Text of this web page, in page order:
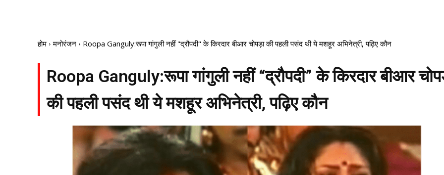
होम मनोरंजन Roopa Ganguly:रूपा गांगुली नहीं "द्रौपदी" के किरदार बीआर चोपड़ा की पहली पसंद थी ये मशहूर अभिनेत्री, पढ़िए कौन
Roopa Ganguly:रूपा गांगुली नहीं “द्रौपदी” के किरदार बीआर
की पहली पसंद थी ये मशहूर अभिनेत्री, पढ़िए कौन